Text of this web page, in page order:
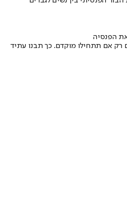
את הפנסיה
רק אם תתחילו מוקדם. כך תבנו עתיד